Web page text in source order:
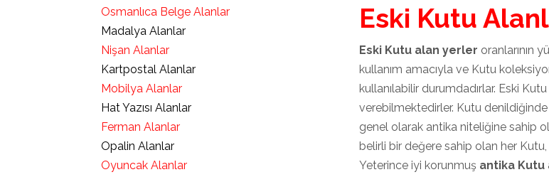
Eski Kutu
Eski Kutu alan yerler oranlarının
kullanım amacıyla ve Kutu
kullanılabilir durumdadırlar. Eski
verebilmektedirler. Kutu
genel olarak antika niteliğine sahip
belirli bir değere sahip olan her
Yeterince iyi korunmuş antika Kutu
Osmanlıca Belge Alanlar
Madalya Alanlar
Nişan Alanlar
Kartpostal Alanlar
Mobilya Alanlar
Hat Yazısı Alanlar
Ferman Alanlar
Opalin Alanlar
Oyuncak Alanlar